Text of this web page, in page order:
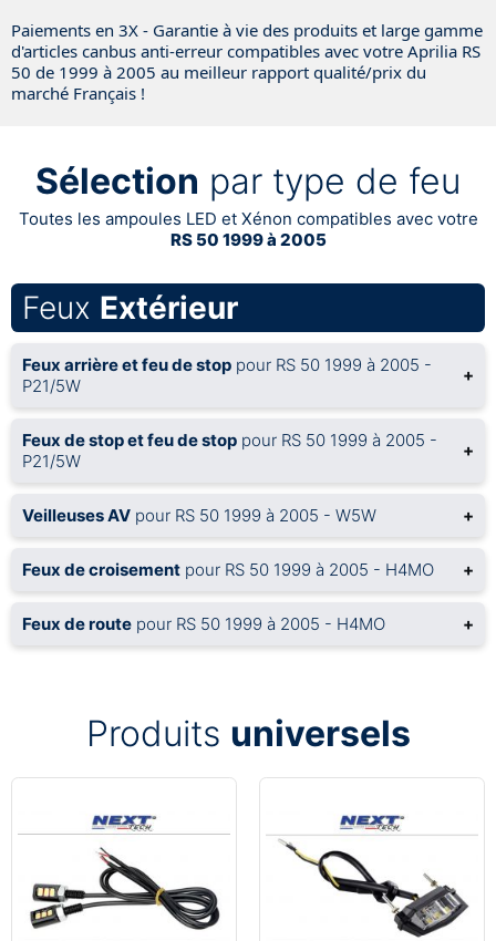
Paiements en 3X - Garantie à vie des produits et large gamme
d'articles canbus anti-erreur compatibles avec votre Aprilia RS
50 de 1999 à 2005 au meilleur rapport qualité/prix du
marché Français !
Sélection par type de feu
Toutes les ampoules LED et Xénon compatibles avec votre
RS 50 1999 à 2005
Feux Extérieur
Feux arrière et feu de stop pour RS 50 1999 à 2005 -
P21/5W
+
Feux de stop et feu de stop pour RS 50 1999 à 2005 -
P21/5W
+
Veilleuses AV pour RS 50 1999 à 2005 - W5W +
Feux de croisement pour RS 50 1999 à 2005 - H4MO +
Feux de route pour RS 50 1999 à 2005 - H4MO +
Produits universels